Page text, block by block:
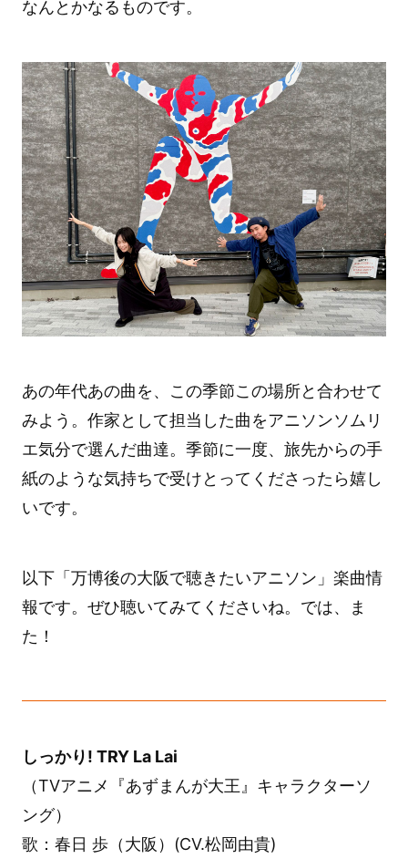
なんとかなるものです。
あの年代あの曲を、この季節この場所と合わせて
みよう。作家として担当した曲をアニソンソムリ
エ気分で選んだ曲達。季節に一度、旅先からの手
紙のような気持ちで受けとってくださったら嬉し
いです。
以下「万博後の大阪で聴きたいアニソン」楽曲情
報です。ぜひ聴いてみてくださいね。では、ま
た！
しっかり! TRY La Lai
（TVアニメ『あずまんが大王』キャラクターソ
ング）
歌：春日 歩（大阪）(CV.松岡由貴)